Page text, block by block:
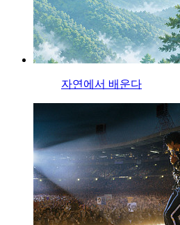
자연에서 배운다